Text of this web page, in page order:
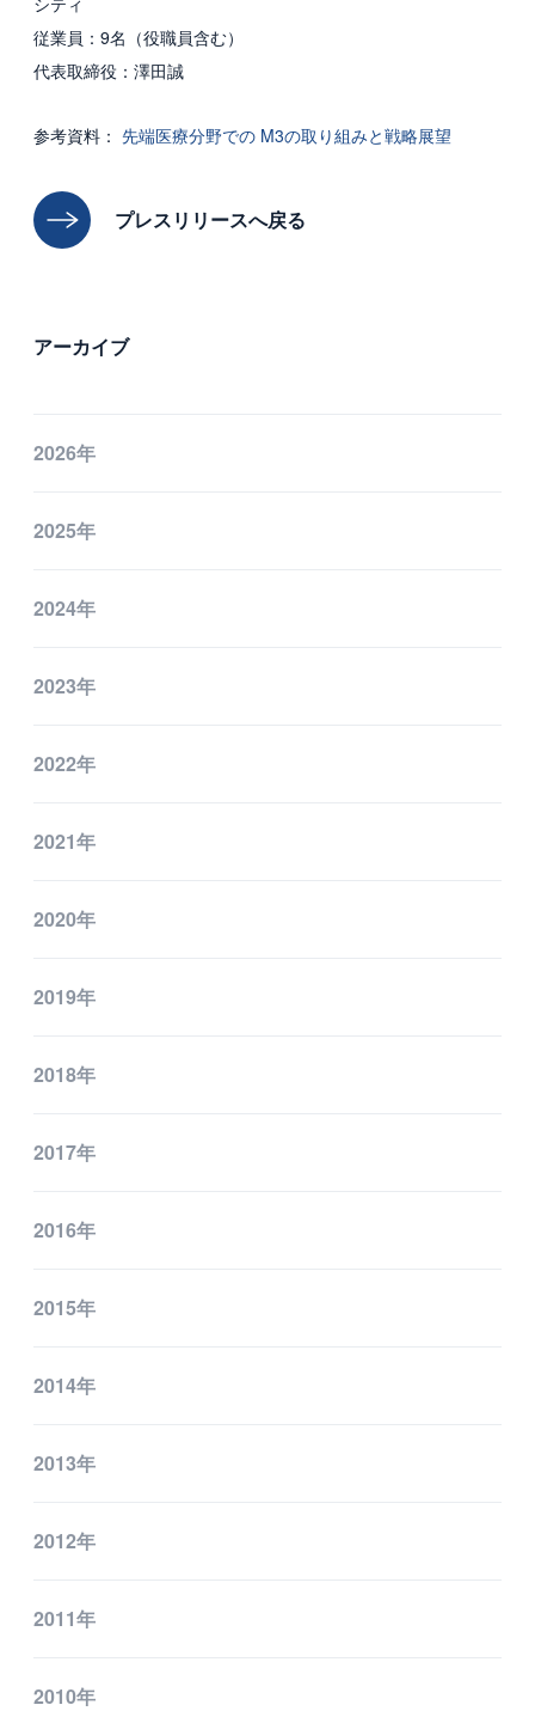
従業員：9名（役職員含む）
代表取締役：澤田誠
参考資料： 先端医療分野での M3の取り組みと戦略展望
プレスリリースへ戻る
アーカイブ
2026年
2025年
2024年
2023年
2022年
2021年
2020年
2019年
2018年
2017年
2016年
2015年
2014年
2013年
2012年
2011年
2010年